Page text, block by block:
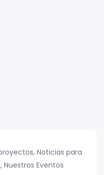
Noticias para
Eventos